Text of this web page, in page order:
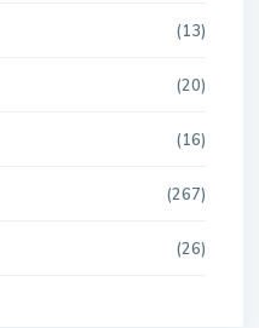
(13)
(20)
(16)
(267)
(26)